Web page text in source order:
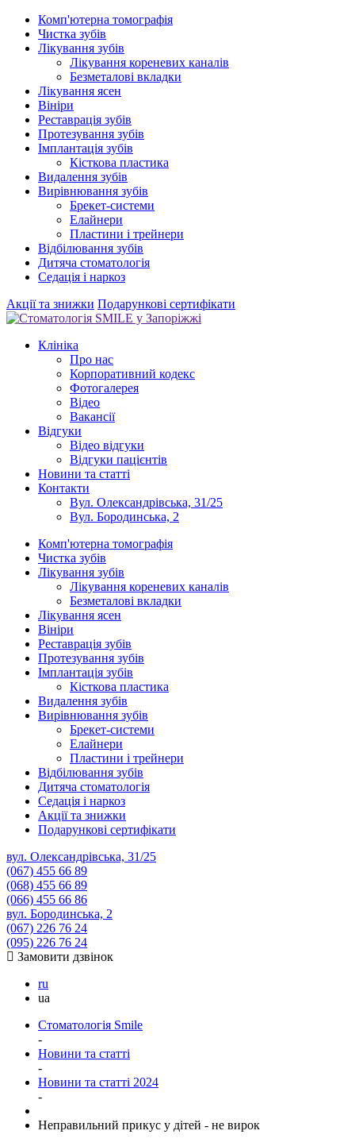
Комп'ютерна томографія
Чистка зубів
Лікування зубів
Лікування кореневих каналів
Безметалові вкладки
Лікування ясен
Вініри
Реставрація зубів
Протезування зубів
Імплантація зубів
Кісткова пластика
Видалення зубів
Вирівнювання зубів
Брекет-системи
Елайнери
Пластини і трейнери
Відбілювання зубів
Дитяча стоматологія
Седація і наркоз
Акції та знижки Подарункові сертифікати
Клініка
Про нас
Корпоративний кодекс
Фотогалерея
Відео
Вакансії
Відгуки
Відео відгуки
Відгуки пацієнтів
Новини та статті
Контакти
Вул. Олександрівська, 31/25
Вул. Бородинська, 2
Комп'ютерна томографія
Чистка зубів
Лікування зубів
Лікування кореневих каналів
Безметалові вкладки
Лікування ясен
Вініри
Реставрація зубів
Протезування зубів
Імплантація зубів
Кісткова пластика
Видалення зубів
Вирівнювання зубів
Брекет-системи
Елайнери
Пластини і трейнери
Відбілювання зубів
Дитяча стоматологія
Седація і наркоз
Акції та знижки
Подарункові сертифікати
вул. Олександрівська, 31/25
(067) 455 66 89
(068) 455 66 89
(066) 455 66 86
вул. Бородинська, 2
(067) 226 76 24
(095) 226 76 24
Замовити дзвінок
ru
ua
Стоматологія Smile
-
Новини та статті
-
Новини та статті 2024
-
Неправильний прикус у дітей - не вирок